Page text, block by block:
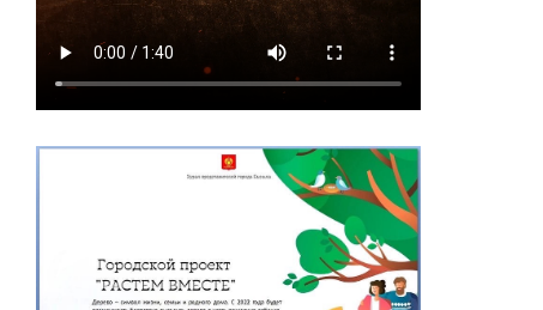
Решение Хурала
представителей города
Кызыла от 24 июня 2026
изменения в перечень
наказов избирателей,
избирательной кампании
по выборам депутатов